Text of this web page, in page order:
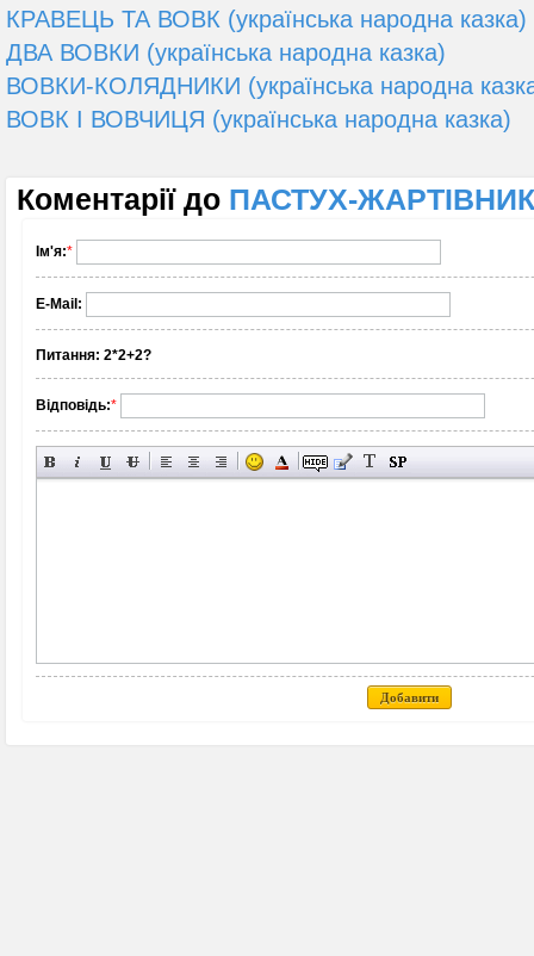
КРАВЕЦЬ ТА ВОВК (українська народна казка)
ДВА ВОВКИ (українська народна казка)
ВОВКИ-КОЛЯДНИКИ (українська народна
ВОВК І ВОВЧИЦЯ (українська народна казка)
Коментарії до ПАСТУХ-ЖАРТІВНИК
Ім'я:*
E-Mail:
Питання: 2*2+2?
Відповідь:*
Добавити